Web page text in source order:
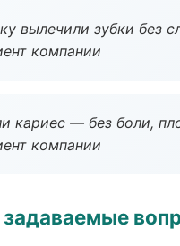
вылечили зубки без
компании
кариес — без боли,
компании
задаваемые